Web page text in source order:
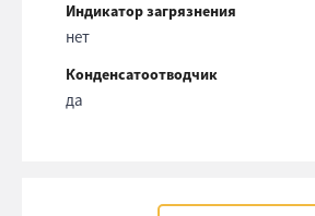
Индикатор загрязнения
нет
Конденсатоотводчик
да